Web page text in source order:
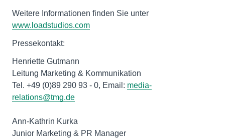
Weitere Informationen finden Sie unter
www.loadstudios.com
Pressekontakt:
Henriette Gutmann
Leitung Marketing & Kommunikation
Tel. +49 (0)89 290 93 - 0, Email: media-
relations@tmg.de
Ann-Kathrin Kurka
Junior Marketing & PR Manager